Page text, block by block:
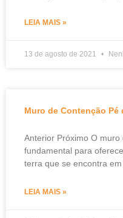
LEIA MAIS »
13 de agosto de 2021
Muro de Contenção Pé
Anterior Próximo O
fundamental para
terra que se encontra
LEIA MAIS »